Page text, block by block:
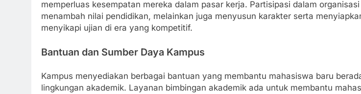
memperluas kesempatan mereka dalam pasar kerja. Partisipasi dalam
menambah nilai pendidikan, melainkan juga menyusun karakter serta
menyikapi ujian di era yang kompetitif.
Bantuan dan Sumber Daya Kampus
Kampus menyediakan berbagai bantuan yang membantu mahasiswa baru
lingkungan akademik. Layanan bimbingan akademik ada untuk membantu